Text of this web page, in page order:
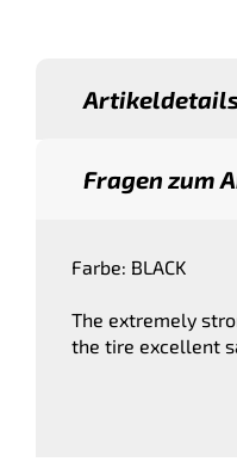
Fragen zum
Farbe: BLACK
The extremely
the tire excellent